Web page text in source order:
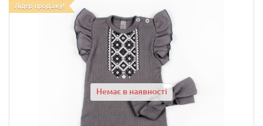
Лідер продажу!
Немає в наявності